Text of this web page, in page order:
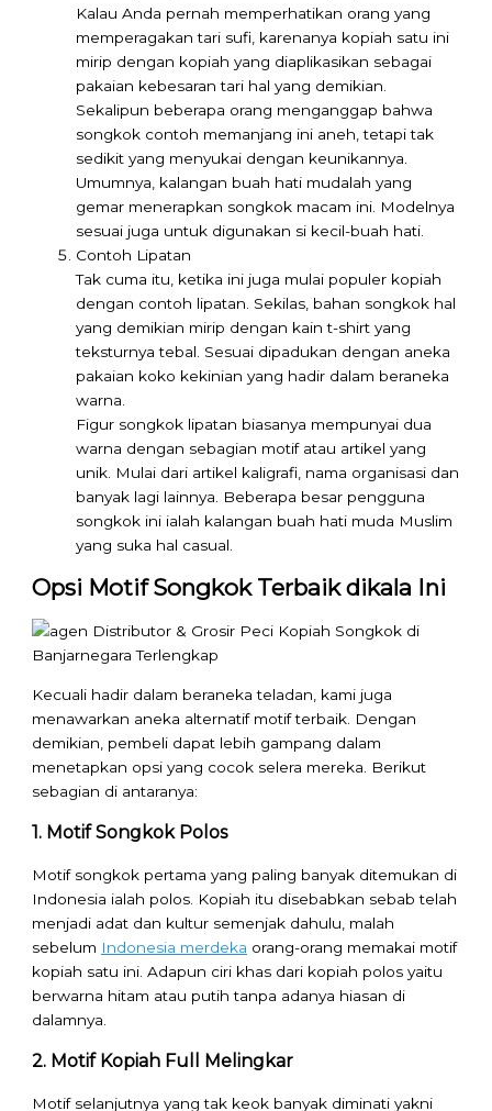
Kalau Anda pernah memperhatikan orang yang
memperagakan tari sufi, karenanya kopiah satu ini
mirip dengan kopiah yang diaplikasikan sebagai
pakaian kebesaran tari hal yang demikian.
Sekalipun beberapa orang menganggap bahwa
songkok contoh memanjang ini aneh, tetapi tak
sedikit yang menyukai dengan keunikannya.
Umumnya, kalangan buah hati mudalah yang
gemar menerapkan songkok macam ini. Modelnya
sesuai juga untuk digunakan si kecil-buah hati.
Contoh Lipatan
Tak cuma itu, ketika ini juga mulai populer kopiah
dengan contoh lipatan. Sekilas, bahan songkok hal
yang demikian mirip dengan kain t-shirt yang
teksturnya tebal. Sesuai dipadukan dengan aneka
pakaian koko kekinian yang hadir dalam beraneka
warna.
Figur songkok lipatan biasanya mempunyai dua
warna dengan sebagian motif atau artikel yang
unik. Mulai dari artikel kaligrafi, nama organisasi dan
banyak lagi lainnya. Beberapa besar pengguna
songkok ini ialah kalangan buah hati muda Muslim
yang suka hal casual.
Opsi Motif Songkok Terbaik dikala Ini
Kecuali hadir dalam beraneka teladan, kami juga
menawarkan aneka alternatif motif terbaik. Dengan
demikian, pembeli dapat lebih gampang dalam
menetapkan opsi yang cocok selera mereka. Berikut
sebagian di antaranya:
1. Motif Songkok Polos
Motif songkok pertama yang paling banyak ditemukan di
Indonesia ialah polos. Kopiah itu disebabkan sebab telah
menjadi adat dan kultur semenjak dahulu, malah
sebelum Indonesia merdeka orang-orang memakai motif
kopiah satu ini. Adapun ciri khas dari kopiah polos yaitu
berwarna hitam atau putih tanpa adanya hiasan di
dalamnya.
2. Motif Kopiah Full Melingkar
Motif selanjutnya yang tak keok banyak diminati yakni